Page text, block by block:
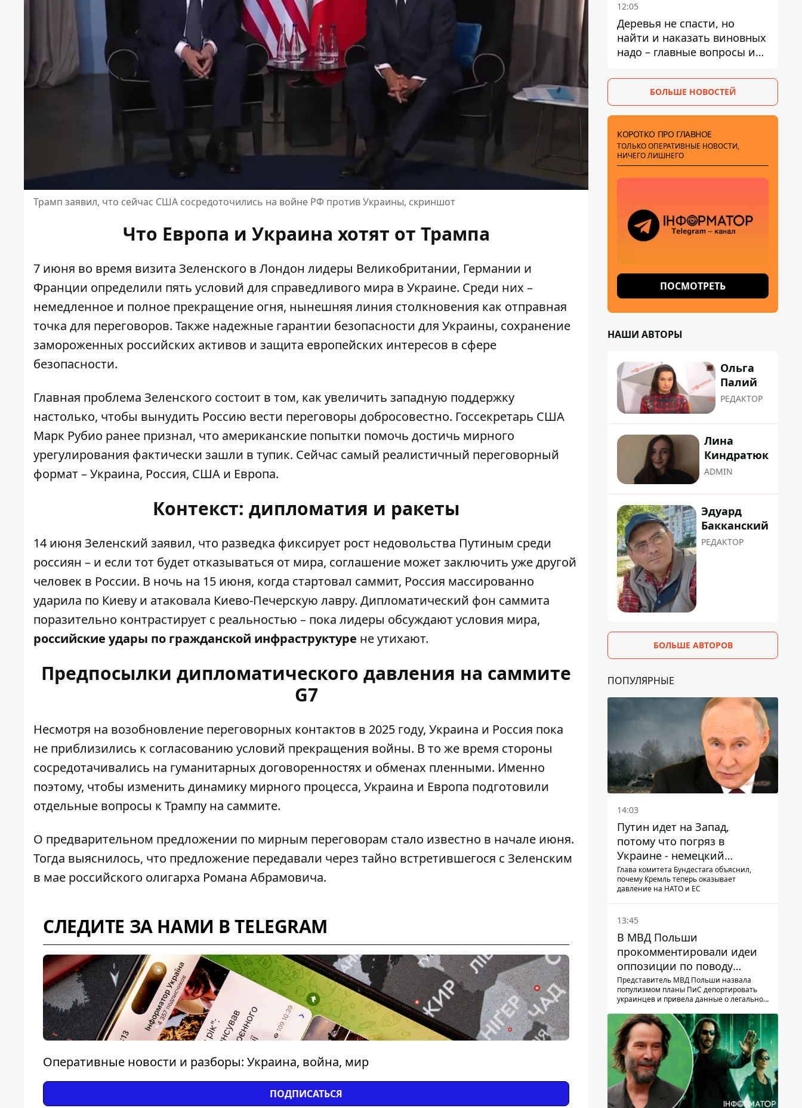
Трамп заявил, что сейчас США сосредоточились на войне РФ против Украины, скриншот
Что Европа и Украина хотят от Трампа
7 июня во время визита Зеленского в Лондон лидеры Великобритании, Германии и
Франции определили пять условий для справедливого мира в Украине. Среди них –
немедленное и полное прекращение огня, нынешняя линия столкновения как отправная
точка для переговоров. Также надежные гарантии безопасности для Украины, сохранение
замороженных российских активов и защита европейских интересов в сфере
безопасности.
Главная проблема Зеленского состоит в том, как увеличить западную поддержку
настолько, чтобы вынудить Россию вести переговоры добросовестно. Госсекретарь США
Марк Рубио ранее признал, что американские попытки помочь достичь мирного
урегулирования фактически зашли в тупик. Сейчас самый реалистичный переговорный
формат – Украина, Россия, США и Европа.
Контекст: дипломатия и ракеты
14 июня Зеленский заявил, что разведка фиксирует рост недовольства Путиным среди
россиян – и если тот будет отказываться от мира, соглашение может заключить уже другой
человек в России. В ночь на 15 июня, когда стартовал саммит, Россия массированно
ударила по Киеву и атаковала Киево-Печерскую лавру. Дипломатический фон саммита
поразительно контрастирует с реальностью – пока лидеры обсуждают условия мира,
российские удары по гражданской инфраструктуре не утихают.
Предпосылки дипломатического давления на саммите
G7
Несмотря на возобновление переговорных контактов в 2025 году, Украина и Россия пока
не приблизились к согласованию условий прекращения войны. В то же время стороны
сосредотачивались на гуманитарных договоренностях и обменах пленными. Именно
поэтому, чтобы изменить динамику мирного процесса, Украина и Европа подготовили
отдельные вопросы к Трампу на саммите.
О предварительном предложении по мирным переговорам стало известно в начале июня.
Тогда выяснилось, что предложение передавали через тайно встретившегося с Зеленским
в мае российского олигарха Романа Абрамовича.
СЛЕДИТЕ ЗА НАМИ В TELEGRAM
Оперативные новости и разборы: Украина, война, мир
ПОДПИСАТЬСЯ
12:05
Деревья не спасти, но
найти и наказать виновных
надо – главные вопросы и
Теремках
БОЛЬШЕ НОВОСТЕЙ
КОРОТКО ПРО ГЛАВНОЕ
ТОЛЬКО ОПЕРАТИВНЫЕ НОВОСТИ,
НИЧЕГО ЛИШНЕГО
ПОСМОТРЕТЬ
НАШИ АВТОРЫ
Ольга
Палий
РЕДАКТОР
Лина
Киндратюк
ADMIN
Эдуард
Бакканский
РЕДАКТОР
БОЛЬШЕ АВТОРОВ
ПОПУЛЯРНЫЕ
14:03
Путин идет на Запад,
потому что погряз в
Украине - немецкий
политик высказался о
планах РФ
Глава комитета Бундестага объяснил,
почему Кремль теперь оказывает
давление на НАТО и ЕС
13:45
В МВД Польши
прокомментировали идеи
оппозиции по поводу
депортации украинских
мужчин - абсурд и популизм
Представитель МВД Польши назвала
популизмом планы ПиС депортировать
украинцев и привела данные о легальной